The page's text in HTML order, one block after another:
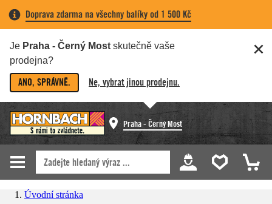
Doprava zdarma na všechny balíky od 1 500 Kč
Je Praha - Černý Most skutečně vaše
prodejna?
ANO, SPRÁVNĚ. Ne, vybrat jinou prodejnu.
Praha - Černý Most
Úvodní stránka